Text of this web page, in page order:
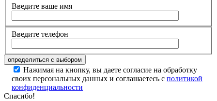
Введите ваше имя
Введите телефон
Нажимая на кнопку, вы даете согласие на обработку
своих персональных данных и соглашаетесь с политикой
конфиденциальности
Спасибо!